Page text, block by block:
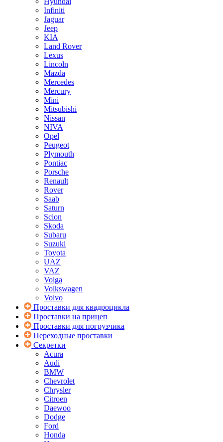
Infiniti
Jaguar
Jeep
KIA
Land Rover
Lexus
Lincoln
Mazda
Mercedes
Mercury
Mini
Mitsubishi
Nissan
NIVA
Opel
Peugeot
Plymouth
Pontiac
Porsche
Renault
Rover
Saab
Saturn
Scion
Skoda
Subaru
Suzuki
Toyota
UAZ
VAZ
Volga
Volkswagen
Volvo
Проставки для квадроцикла
Проставки на прицеп
Проставки для погрузчика
Переходные проставки
Секретки
Acura
Audi
BMW
Chevrolet
Chrysler
Citroen
Daewoo
Dodge
Ford
Honda